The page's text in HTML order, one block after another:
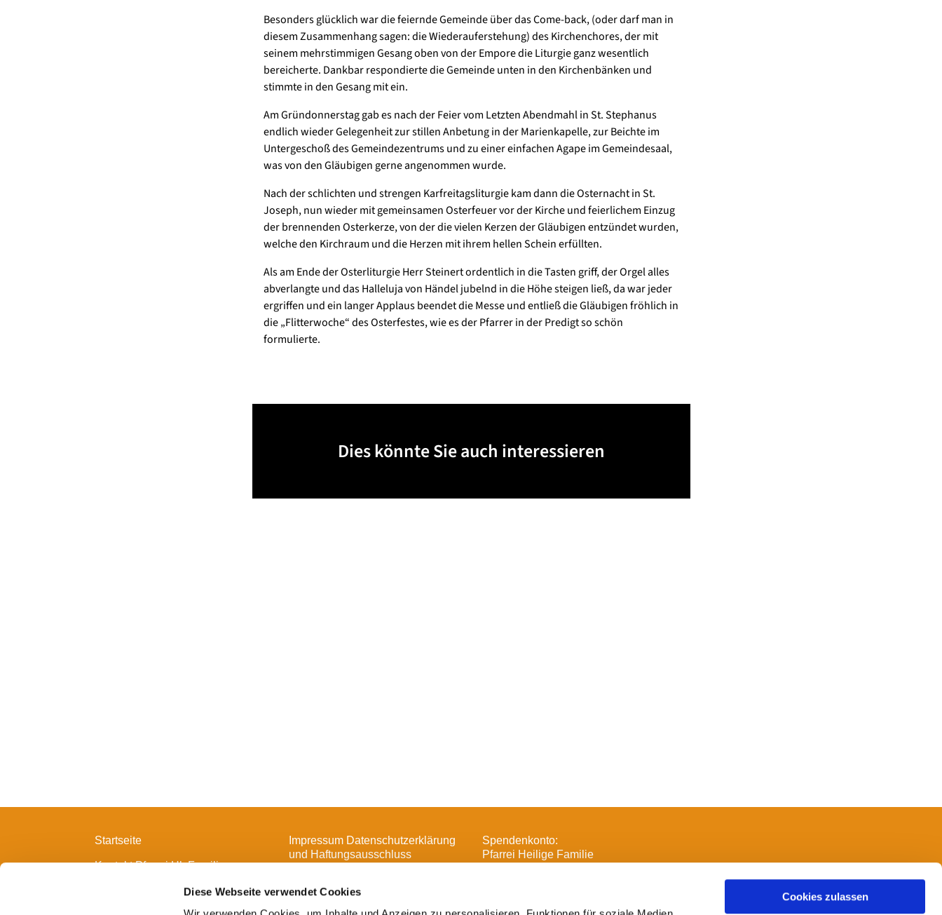
Diese Webseite verwendet Cookies
Cookies zulassen
Besonders glücklich war die feiernde Gemeinde über das Come-back, (oder darf man in
diesem Zusammenhang sagen: die Wiederauferstehung) des Kirchenchores, der mit
seinem mehrstimmigen Gesang oben von der Empore die Liturgie ganz wesentlich
bereicherte. Dankbar respondierte die Gemeinde unten in den Kirchenbänken und
stimmte in den Gesang mit ein.
Am Gründonnerstag gab es nach der Feier vom Letzten Abendmahl in St. Stephanus
endlich wieder Gelegenheit zur stillen Anbetung in der Marienkapelle, zur Beichte im
Untergeschoß des Gemeindezentrums und zu einer einfachen Agape im Gemeindesaal,
was von den Gläubigen gerne angenommen wurde.
Nach der schlichten und strengen Karfreitagsliturgie kam dann die Osternacht in St.
Joseph, nun wieder mit gemeinsamen Osterfeuer vor der Kirche und feierlichem Einzug
der brennenden Osterkerze, von der die vielen Kerzen der Gläubigen entzündet wurden,
welche den Kirchraum und die Herzen mit ihrem hellen Schein erfüllten.
Als am Ende der Osterliturgie Herr Steinert ordentlich in die Tasten griff, der Orgel alles
abverlangte und das Halleluja von Händel jubelnd in die Höhe steigen ließ, da war jeder
ergriffen und ein langer Applaus beendet die Messe und entließ die Gläubigen fröhlich in
die „Flitterwoche“ des Osterfestes, wie es der Pfarrer in der Predigt so schön
formulierte.
Dies könnte Sie auch interessieren
Startseite
Kontakt Pfarrei Hl. Familie
Impressum Datenschutzerklärung
und Haftungsausschluss
Spendenkonto:
Pfarrei Heilige Familie